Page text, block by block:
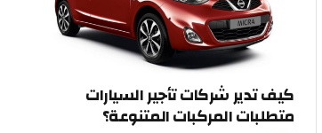
كيف تدير شركات تأجير السيارات
متطلبات المركبات المتنوعة؟